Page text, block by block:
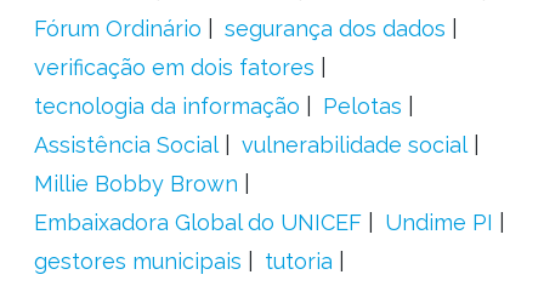
Fórum Ordinário
segurança dos dados
verificação em dois fatores
tecnologia da informação
Pelotas
Assistência Social
vulnerabilidade social
Millie Bobby Brown
Embaixadora Global do UNICEF
Undime PI
gestores municipais
tutoria